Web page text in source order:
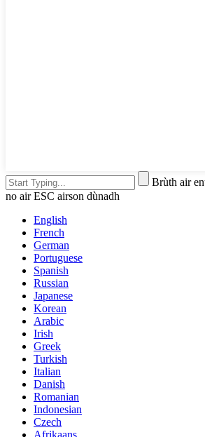
Brùth air
no air ESC airson dùnadh
English
French
German
Portuguese
Spanish
Russian
Japanese
Korean
Arabic
Irish
Greek
Turkish
Italian
Danish
Romanian
Indonesian
Czech
Afrikaans